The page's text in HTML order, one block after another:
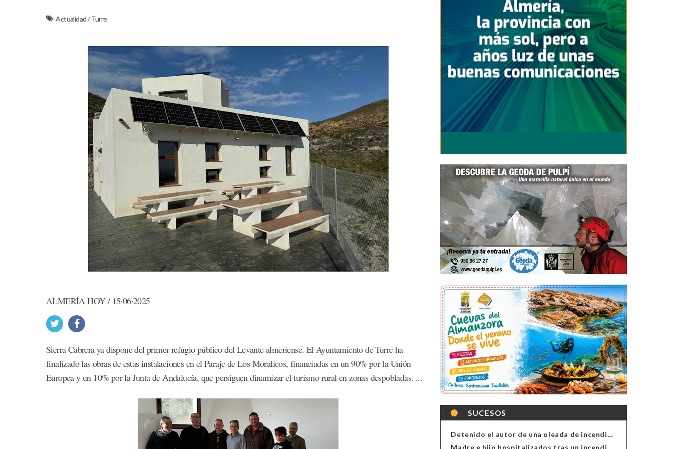
Actualidad/Turre
ALMERÍA HOY / 15·06·2025
Sierra Cabrera ya dispone del primer refugio público del Levante almeriense. El Ayuntamiento de Turre ha
finalizado las obras de estas instalaciones en el Paraje de Los Moralicos, financiadas en un 90% por la Unión
Europea y un 10% por la Junta de Andalucía, que persiguen dinamizar el turismo rural en zonas despobladas. ...
SUCESOS
Detenido el autor de una oleada de incendios de contenedores en Almería